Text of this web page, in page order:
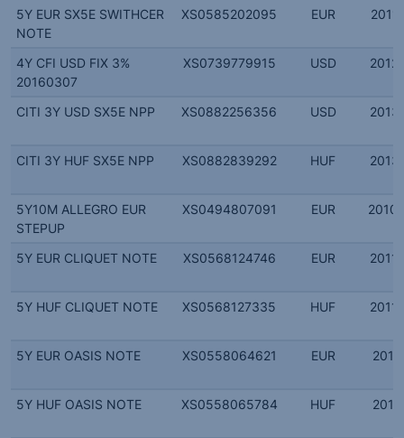
5Y EUR SX5E SWITHCER
NOTE
XS0585202095 EUR
4Y CFI USD FIX 3%
20160307
XS0739779915 USD
CITI 3Y USD SX5E NPP XS0882256356 USD
CITI 3Y HUF SX5E NPP XS0882839292 HUF
5Y10M ALLEGRO EUR
STEPUP
XS0494807091 EUR
5Y EUR CLIQUET NOTE XS0568124746 EUR
5Y HUF CLIQUET NOTE XS0568127335 HUF
5Y EUR OASIS NOTE XS0558064621 EUR
5Y HUF OASIS NOTE XS0558065784 HUF